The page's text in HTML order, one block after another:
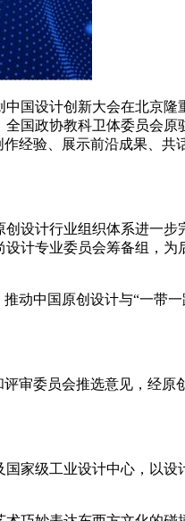
设计创新大会在北京隆
国政协教科卫体委员会
经验、展示前沿成果、
计行业组织体系进一步
计专业委员会筹备组，为
中国原创设计与“一带
委员会推选意见，经原
家级工业设计中心，以